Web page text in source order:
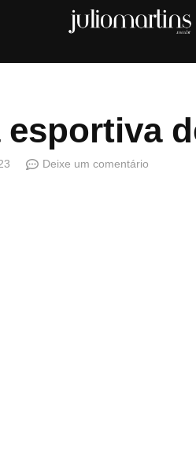
esportiva
Deixe um comentário